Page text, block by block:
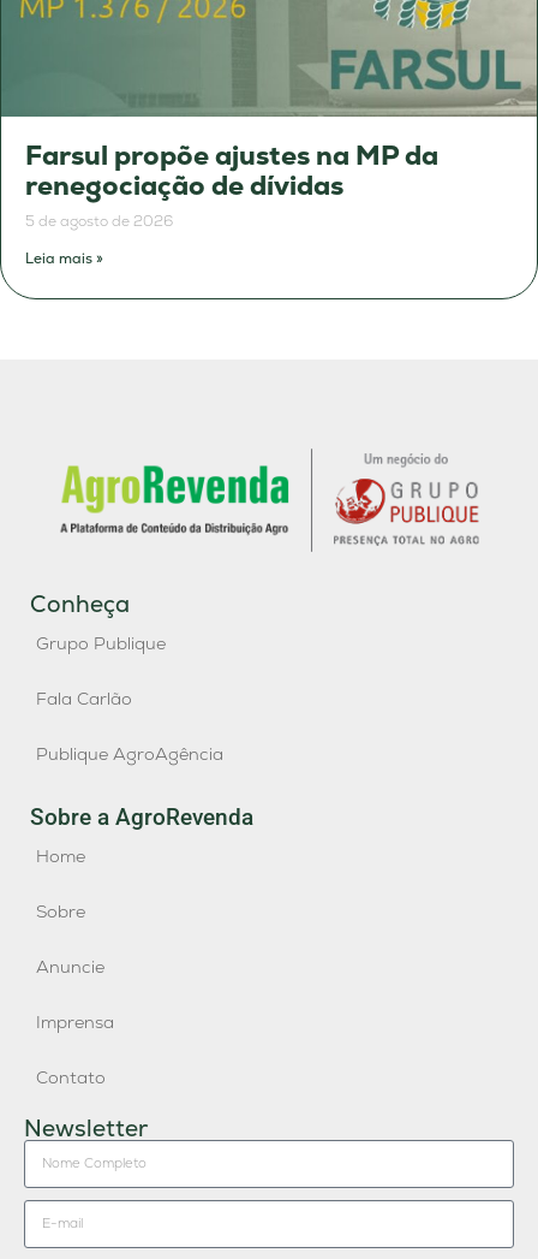
Farsul propõe ajustes na MP da
renegociação de dívidas
5 de agosto de 2026
Leia mais »
Conheça
Grupo Publique
Fala Carlão
Publique AgroAgência
Sobre a AgroRevenda
Home
Sobre
Anuncie
Imprensa
Contato
Newsletter